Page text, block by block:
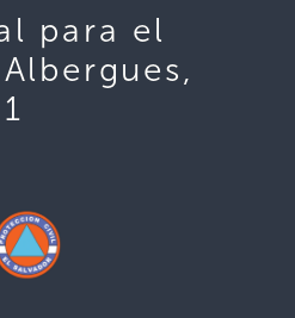
para el